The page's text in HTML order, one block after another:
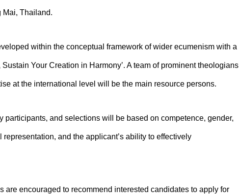
Mai, Thailand.
within the conceptual framework of wider ecumenism with a
Your Creation in Harmony’. A team of prominent theologians
at the international level will be the main resource persons.
participants, and selections will be based on competence, gender,
and the applicant’s ability to effectively
are encouraged to recommend interested candidates to apply for